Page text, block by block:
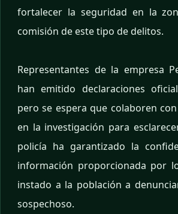
fortalecer la seguridad en la
comisión de este tipo de delitos.
Representantes de la empresa
han emitido declaraciones
pero se espera que colaboren
en la investigación para
policía ha garantizado la
información proporcionada por
instado a la población a
sospechoso.